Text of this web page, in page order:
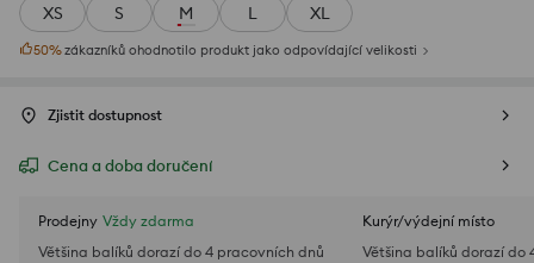
XS S M L XL
50%zákazníků ohodnotilo produkt jako odpovídající velikosti
Zjistit dostupnost
Cena a doba doručení
Prodejny Vždy zdarma
Většina balíků dorazí do 4 pracovních dnů
Kurýr/výdejní místo
Většina balíků dorazí do